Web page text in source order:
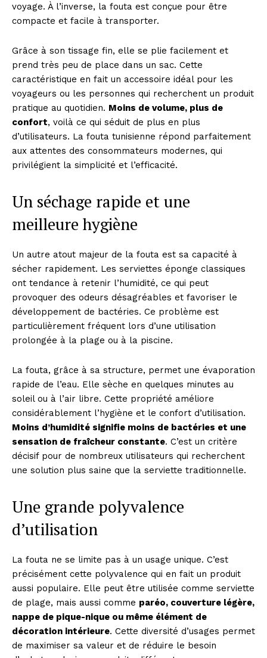
voyage. À l’inverse, la fouta est conçue pour être
compacte et facile à transporter.
Grâce à son tissage fin, elle se plie facilement et
prend très peu de place dans un sac. Cette
caractéristique en fait un accessoire idéal pour les
voyageurs ou les personnes qui recherchent un produit
pratique au quotidien. Moins de volume, plus de
confort, voilà ce qui séduit de plus en plus
d’utilisateurs. La fouta tunisienne répond parfaitement
aux attentes des consommateurs modernes, qui
privilégient la simplicité et l’efficacité.
Un séchage rapide et une
meilleure hygiène
Un autre atout majeur de la fouta est sa capacité à
sécher rapidement. Les serviettes éponge classiques
ont tendance à retenir l’humidité, ce qui peut
provoquer des odeurs désagréables et favoriser le
développement de bactéries. Ce problème est
particulièrement fréquent lors d’une utilisation
prolongée à la plage ou à la piscine.
La fouta, grâce à sa structure, permet une évaporation
rapide de l’eau. Elle sèche en quelques minutes au
soleil ou à l’air libre. Cette propriété améliore
considérablement l’hygiène et le confort d’utilisation.
Moins d’humidité signifie moins de bactéries et une
sensation de fraîcheur constante. C’est un critère
décisif pour de nombreux utilisateurs qui recherchent
une solution plus saine que la serviette traditionnelle.
Une grande polyvalence
d’utilisation
La fouta ne se limite pas à un usage unique. C’est
précisément cette polyvalence qui en fait un produit
aussi populaire. Elle peut être utilisée comme serviette
de plage, mais aussi comme paréo, couverture légère,
nappe de pique-nique ou même élément de
décoration intérieure. Cette diversité d’usages permet
de maximiser sa valeur et de réduire le besoin